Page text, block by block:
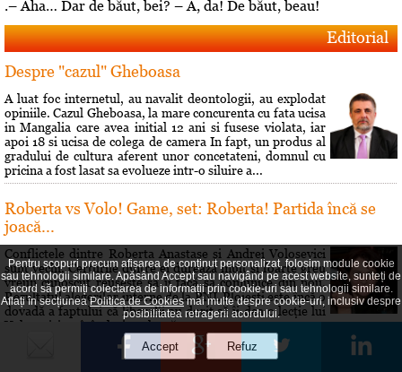
.– Aha… Dar de băut, bei? – A, da! De băut, beau!
Editorial
Despre "cazul" Gheboasa
A luat foc internetul, au navalit deontologii, au explodat
opiniile. Cazul Gheboasa, la mare concurenta cu fata ucisa
in Mangalia care avea initial 12 ani si fusese violata, iar
apoi 18 si ucisa de colega de camera In fapt, un produs al
gradului de cultura aferent unor concetateni, domnul cu
pricina a fost lasat sa evolueze intr-o siluire a...
Roberta vs Volo! Game, set: Roberta! Partida încă se
joacă...
Conflictele dintre Roberta Anastase şi Andrei Volosevici
sunt vechi. Certurile dintre ei durează mult şi foarte greu
vreun cunoscut reuşeşte să îi facă să comunice din nou.
Rezultatul alegerilor interne de la PNL Ploieşti este încă o
dovadă a faptului că liberalii au dorit să îi dea o lecţie lui
Volosevici, arâtându-i voalat că nu este pe...
Hai să îţi spun o poveste!
Pentru scopuri precum afișarea de conținut personalizat, folosim module cookie
sau tehnologii similare. Apăsând Accept sau navigând pe acest website, sunteți de
acord să permiți colectarea de informații prin cookie-uri sau tehnologii similare.
Aflați în secțiuneaPolitica de Cookiesmai multe despre cookie-uri, inclusiv despre
posibilitatea retragerii acordului.